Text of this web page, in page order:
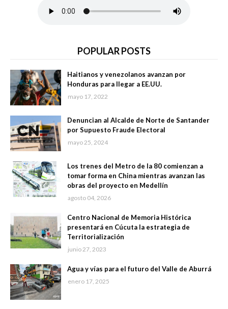
POPULAR POSTS
Haitianos y venezolanos avanzan por
Honduras para llegar a EE.UU.
mayo 17, 2022
Denuncian al Alcalde de Norte de Santander
por Supuesto Fraude Electoral
mayo 25, 2024
Los trenes del Metro de la 80 comienzan a
tomar forma en China mientras avanzan las
obras del proyecto en Medellín
agosto 04, 2026
Centro Nacional de Memoria Histórica
presentará en Cúcuta la estrategia de
Territorialización
junio 27, 2023
Agua y vías para el futuro del Valle de Aburrá
enero 17, 2025